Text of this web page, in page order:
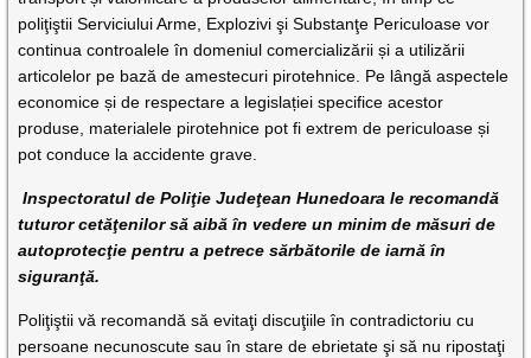
poliţiştii Serviciului Arme, Explozivi şi Substanţe Periculoase vor
continua controalele în domeniul comercializării și a utilizării
articolelor pe bază de amestecuri pirotehnice. Pe lângă aspectele
economice și de respectare a legislației specifice acestor
produse, materialele pirotehnice pot fi extrem de periculoase și
pot conduce la accidente grave.
Inspectoratul de Poliţie Judeţean Hunedoara le recomandă
tuturor cetăţenilor să aibă în vedere un minim de măsuri de
autoprotecţie pentru a petrece sărbătorile de iarnă în
siguranţă.
Poliţiştii vă recomandă să evitaţi discuţiile în contradictoriu cu
persoane necunoscute sau în stare de ebrietate şi să nu ripostaţi